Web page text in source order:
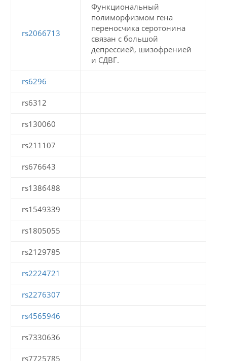
rs2066713
Функциональный
полиморфизмом гена
переносчика серотонина
связан с большой
депрессией, шизофренией
и СДВГ.
rs6296
rs6312
rs130060
rs211107
rs676643
rs1386488
rs1549339
rs1805055
rs2129785
rs2224721
rs2276307
rs4565946
rs7330636
rs7725785